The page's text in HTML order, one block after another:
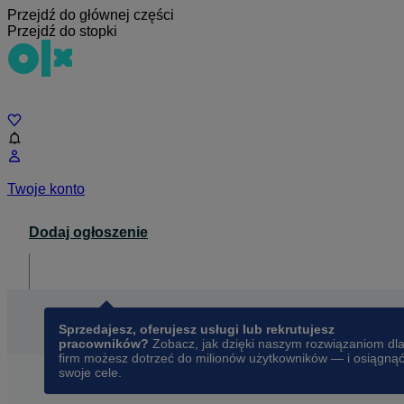
Przejdź do głównej części
Przejdź do stopki
Twoje konto
Dodaj ogłoszenie
Sprzedajesz, oferujesz usługi lub rekrutujesz
pracowników? Zobacz, jak dzięki naszym rozwiązaniom dla
firm możesz dotrzeć do milionów użytkowników — i osiągnąć
swoje cele.